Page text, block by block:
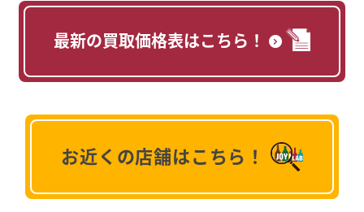
最新の買取価格表はこちら！
お近くの店舗はこちら！